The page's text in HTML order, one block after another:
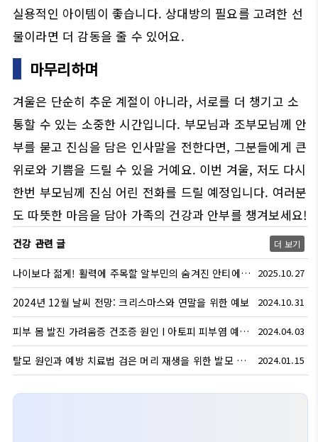
실용적인 아이템이 좋습니다. 상대방의 필요를 고려한 선
물이라면 더 감동을 줄 수 있어요.
마무리하며
겨울은 단순히 추운 계절이 아니라, 서로를 더 챙기고 소
통할 수 있는 소중한 시간입니다. 부모님과 조부모님께 안
부를 묻고 진심을 담은 인사말을 전한다면, 그분들에게 큰
위로와 기쁨을 드릴 수 있을 거예요. 이번 겨울, 저도 다시
한번 부모님께 진심 어린 전화를 드릴 예정입니다. 여러분
도 따뜻한 마음을 담아 가족의 건강과 안부를 챙겨보세요!
건강 관련 글 더 보기
나이보다 젊게! 활력에 주목할 알부민의 숨겨진 안티에이징 파워 2025.10.27
2024년 12월 날씨 전망: 크리스마스와 연말을 위한 예보 2024.10.31
피부 몸 발진 가려움증 건조증 원인 Ι 아토피 피부염 예방 관리 2024.04.03
탈모 원인과 예방 치료법 검은 머리 재생을 위한 발모 가능한 방법 2024.01.15